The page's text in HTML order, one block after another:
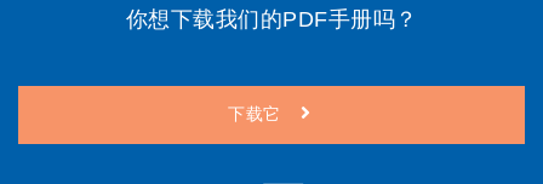
你想下载我们的PDF手册吗？
下载它